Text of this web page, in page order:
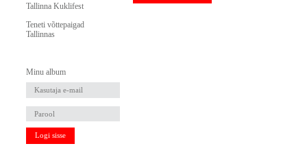
Tallinna Kuklifest
Teneti võttepaigad
Tallinnas
Minu album
Logi sisse